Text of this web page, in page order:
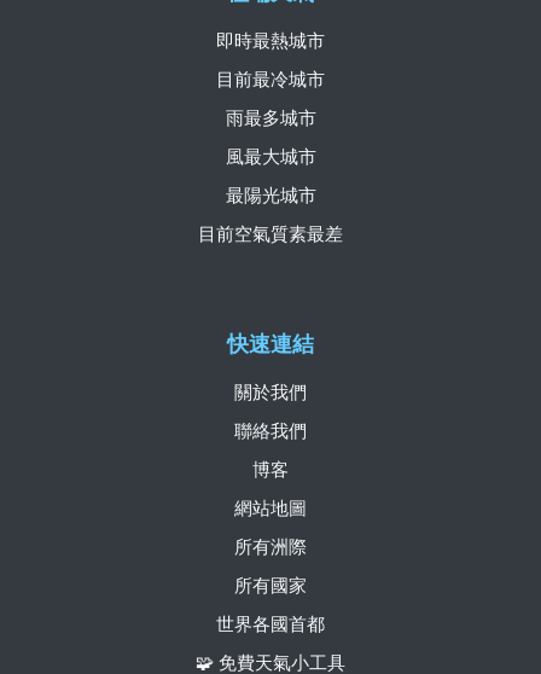
快速連結
關於我們
聯絡我們
博客
網站地圖
所有洲際
所有國家
世界各國首都
🧩 免費天氣小工具
即時最熱城市
目前最冷城市
雨最多城市
風最大城市
最陽光城市
目前空氣質素最差